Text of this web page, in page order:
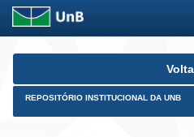
Skip
REPOSITÓRIO INSTITUCIONAL DA UNB